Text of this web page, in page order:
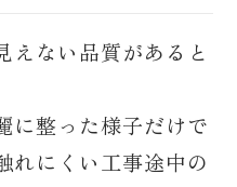
えない品質があると
に整った様子だけで
れにくい工事途中の